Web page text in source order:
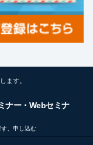
ます。
ナー・Webセミナ
す、申し込む